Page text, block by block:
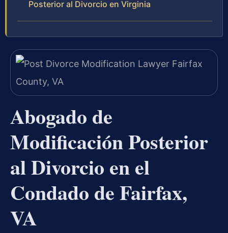
Posterior al Divorcio en Virginia
Abogado de
Modificación Posterior
al Divorcio en el
Condado de Fairfax,
VA